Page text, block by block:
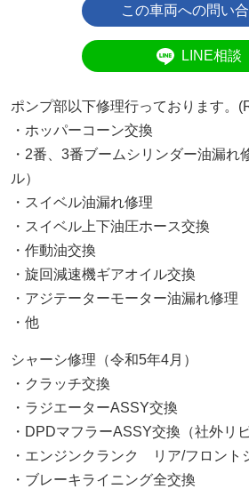
LINE相談
ポンプ部以下修理行っております。
・ホッパーコーン交換
・2番、3番ブームシリンダー油漏れ
ル）
・スイベル油漏れ修理
・スイベル上下油圧ホース交換
・作動油交換
・旋回減速機ギアオイル交換
・アジテーターモーター油漏れ修理
・他
シャーシ修理（令和5年4月）
・クラッチ交換
・ラジエーターASSY交換
・DPDマフラーASSY交換（社外リ
・エンジンクランク リア/フロント
・ブレーキライニング全交換